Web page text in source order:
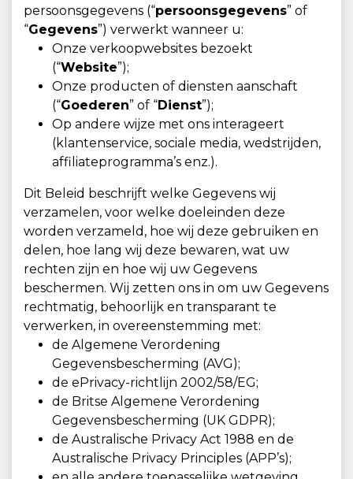
persoonsgegevens (“persoonsgegevens” of
“Gegevens”) verwerkt wanneer u:
Onze verkoopwebsites bezoekt
(“Website”);
Onze producten of diensten aanschaft
(“Goederen” of “Dienst”);
Op andere wijze met ons interageert
(klantenservice, sociale media, wedstrijden,
affiliateprogramma’s enz.).
Dit Beleid beschrijft welke Gegevens wij
verzamelen, voor welke doeleinden deze
worden verzameld, hoe wij deze gebruiken en
delen, hoe lang wij deze bewaren, wat uw
rechten zijn en hoe wij uw Gegevens
beschermen. Wij zetten ons in om uw Gegevens
rechtmatig, behoorlijk en transparant te
verwerken, in overeenstemming met:
de Algemene Verordening
Gegevensbescherming (AVG);
de ePrivacy-richtlijn 2002/58/EG;
de Britse Algemene Verordening
Gegevensbescherming (UK GDPR);
de Australische Privacy Act 1988 en de
Australische Privacy Principles (APP’s);